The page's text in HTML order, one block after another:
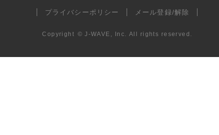
プライバシーポリシー メール登録/解除
Copyright © J-WAVE, Inc. All rights reserved.